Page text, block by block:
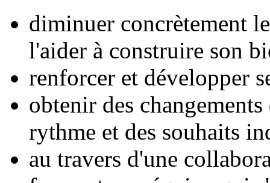
diminuer concrètement
l'aider à construire son
renforcer et développer
obtenir des
rythme et des souhaits
au travers d'une